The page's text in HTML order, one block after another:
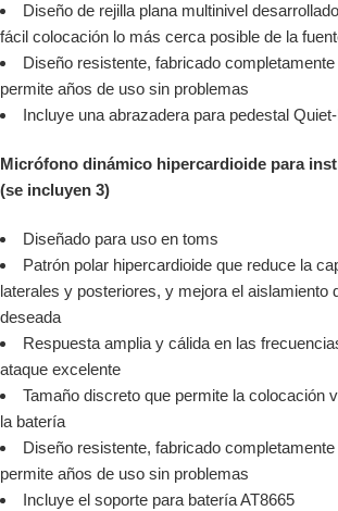
Diseño de rejilla plana multinivel
fácil colocación lo más cerca posible de la
Diseño resistente, fabricado
permite años de uso sin problemas
Incluye una abrazadera para pedestal
Micrófono dinámico hipercardioide para
(se incluyen 3)
Diseñado para uso en toms
Patrón polar hipercardioide que reduce la
laterales y posteriores, y mejora el aislamiento
deseada
Respuesta amplia y cálida en las
ataque excelente
Tamaño discreto que permite la colocación
la batería
Diseño resistente, fabricado
permite años de uso sin problemas
Incluye el soporte para batería AT8665